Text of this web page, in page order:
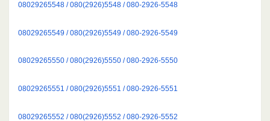
08029265548 / 080(2926)5548 / 080-2926-5548
08029265549 / 080(2926)5549 / 080-2926-5549
08029265550 / 080(2926)5550 / 080-2926-5550
08029265551 / 080(2926)5551 / 080-2926-5551
08029265552 / 080(2926)5552 / 080-2926-5552